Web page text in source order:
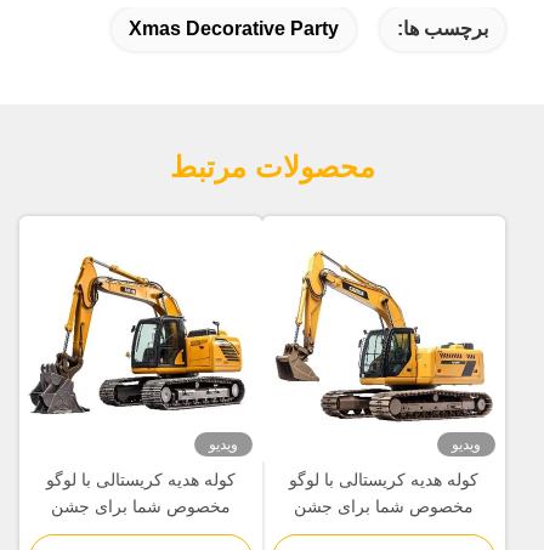
manual adjustment is smooth, and finding that
visual clarity is fantastic once you dial in the IPD
correctly. The manual adjustment is smooth, and
finding that sweet spot makes all the difference.
No more eye strain during long sessions. Highly
recommend taking the time to set it up
properly!""The Pico 4's visual clarity is fantastic
once you dial in the IPD correctly. The manual
adjustment is smooth, and finding that sweet spot
makes all the difference. No more eye strain
during long sessions. Highly r
برچسب ها: Xmas Decorative Party
محصولات مرتبط
ویدیو
کوله هدیه کریستالی با لوگو
مخصوص شما برای جشن
کریسمس
ویدیو
کوله هدیه کریستالی با لوگو
مخصوص شما برای جشن
کریسمس